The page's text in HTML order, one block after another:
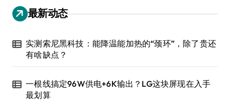
最新动态
实测索尼黑科技：能降温能加热的“颈环”，除了贵还
有啥缺点？
一根线搞定96W供电+6K输出？LG这块屏现在入手
最划算